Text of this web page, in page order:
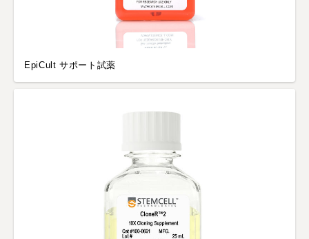
EpiCult サポート試薬